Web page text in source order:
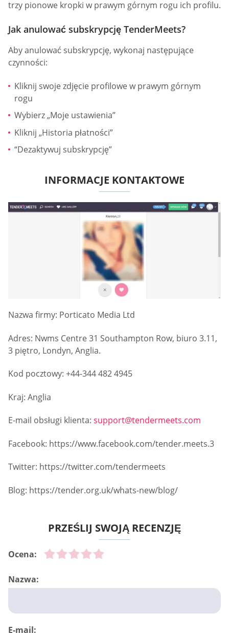
trzy pionowe kropki w prawym górnym rogu ich profilu.
Jak anulować subskrypcję TenderMeets?
Aby anulować subskrypcję, wykonaj następujące
czynności:
Kliknij swoje zdjęcie profilowe w prawym górnym
rogu
Wybierz „Moje ustawienia”
Kliknij „Historia płatności”
“Dezaktywuj subskrypcję”
INFORMACJE KONTAKTOWE
Nazwa firmy: Porticato Media Ltd
Adres: Nwms Centre 31 Southampton Row, biuro 3.11,
3 piętro, Londyn, Anglia.
Kod pocztowy: +44-344 482 4945
Kraj: Anglia
E-mail obsługi klienta: support@tendermeets.com
Facebook: https://www.facebook.com/tender.meets.3
Twitter: https://twitter.com/tendermeets
Blog: https://tender.org.uk/whats-new/blog/
PRZEŚLIJ SWOJĄ RECENZJĘ
Ocena:
Nazwa:
E-mail: